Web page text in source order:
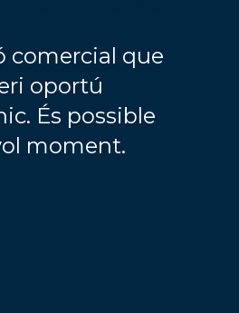
comercial que
oportú
És possible
moment.